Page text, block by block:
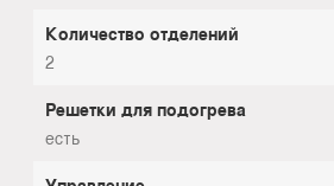
Количество отделений
2
Решетки для подогрева
есть